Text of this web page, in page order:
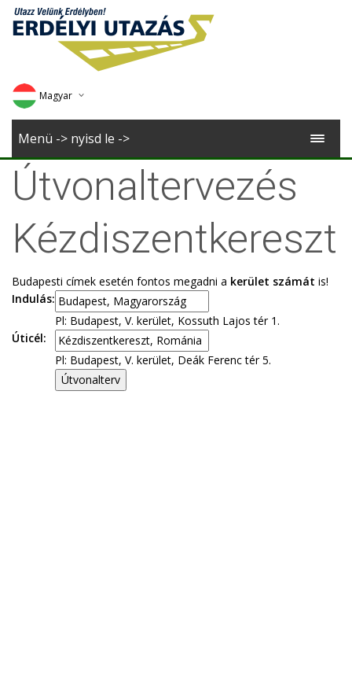
Magyar
Deutsch
Romana
Menü -> nyisd le ->
Útvonaltervezés
Kézdiszentkereszt
Budapesti címek esetén fontos megadni a kerület számát is!
Indulás:
Pl: Budapest, V. kerület, Kossuth Lajos tér 1.
Úticél:
Pl: Budapest, V. kerület, Deák Ferenc tér 5.